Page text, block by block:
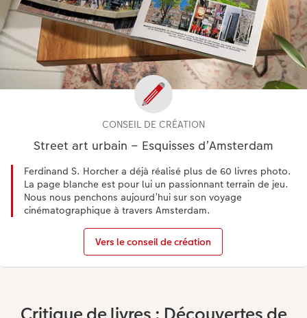
CONSEIL DE CRÉATION
Street art urbain – Esquisses d’Amsterdam
Ferdinand S. Horcher a déjà réalisé plus de 60 livres photo.
La page blanche est pour lui un passionnant terrain de jeu.
Nous nous penchons aujourd’hui sur son voyage
cinématographique à travers Amsterdam.
Vers le conseil de création